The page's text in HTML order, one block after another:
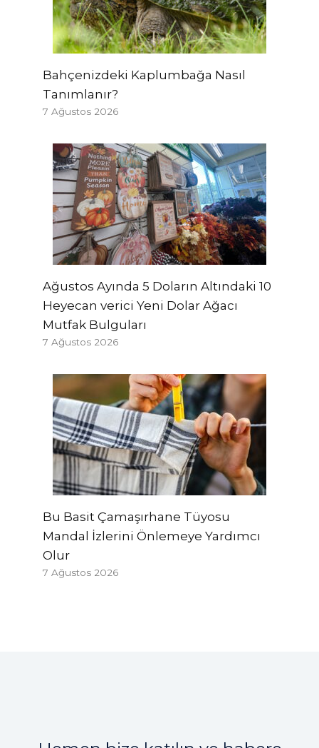
Bahçenizdeki Kaplumbağa Nasıl
Tanımlanır?
7 Ağustos 2026
Ağustos Ayında 5 Doların Altındaki 10
Heyecan verici Yeni Dolar Ağacı
Mutfak Bulguları
7 Ağustos 2026
Bu Basit Çamaşırhane Tüyosu
Mandal İzlerini Önlemeye Yardımcı
Olur
7 Ağustos 2026